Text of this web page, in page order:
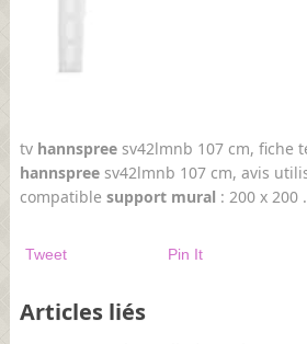
tv hannspreesv42lmnb 107 cm, fiche
hannspreesv42lmnb 107 cm, avis
compatible support mural : 200 x 200
Tweet Pin It
Articles liés